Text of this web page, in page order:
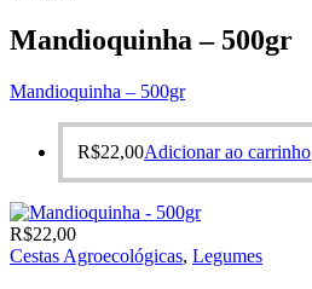
Mandioquinha – 500gr
Mandioquinha – 500gr
R$22,00Adicionar ao carrinho
R$22,00
Cestas Agroecológicas, Legumes